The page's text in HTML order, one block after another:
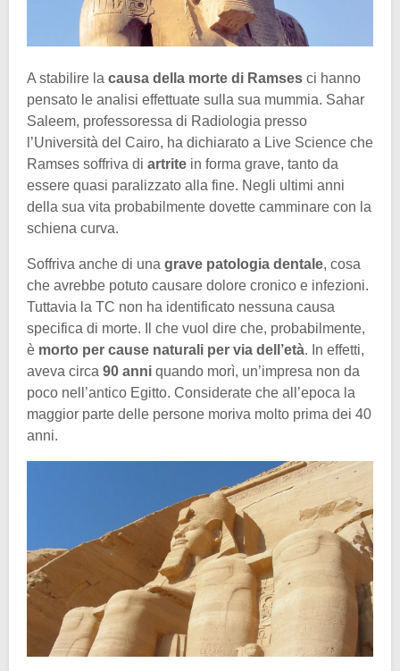
A stabilire la causa della morte di Ramses ci hanno
pensato le analisi effettuate sulla sua mummia. Sahar
Saleem, professoressa di Radiologia presso
l’Università del Cairo, ha dichiarato a Live Science che
Ramses soffriva di artrite in forma grave, tanto da
essere quasi paralizzato alla fine. Negli ultimi anni
della sua vita probabilmente dovette camminare con la
schiena curva.
Soffriva anche di una grave patologia dentale, cosa
che avrebbe potuto causare dolore cronico e infezioni.
Tuttavia la TC non ha identificato nessuna causa
specifica di morte. Il che vuol dire che, probabilmente,
è morto per cause naturali per via dell’età. In effetti,
aveva circa 90 anni quando morì, un’impresa non da
poco nell’antico Egitto. Considerate che all’epoca la
maggior parte delle persone moriva molto prima dei 40
anni.